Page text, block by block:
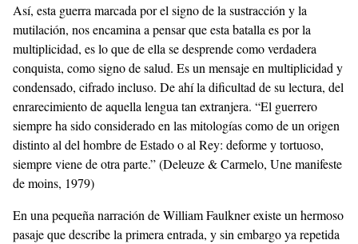
Así, esta guerra marcada por el signo de la sustracción y la
mutilación, nos encamina a pensar que esta batalla es por la
multiplicidad, es lo que de ella se desprende como verdadera
conquista, como signo de salud. Es un mensaje en multiplicidad y
condensado, cifrado incluso. De ahí la dificultad de su lectura, del
enrarecimiento de aquella lengua tan extranjera. “El guerrero
siempre ha sido considerado en las mitologías como de un origen
distinto al del hombre de Estado o al Rey: deforme y tortuoso,
siempre viene de otra parte.” (Deleuze & Carmelo, Une manifeste
de moins, 1979)
En una pequeña narración de William Faulkner existe un hermoso
pasaje que describe la primera entrada, y sin embargo ya repetida